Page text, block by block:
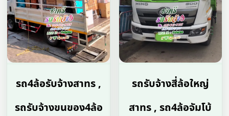
รถ4ล้อรับจ้างสาทร ,
รถรับจ้างขนของ4ล้อ
รถรับจ้างสี่ล้อใหญ่
สาทร , รถ4ล้อจัมโบ้